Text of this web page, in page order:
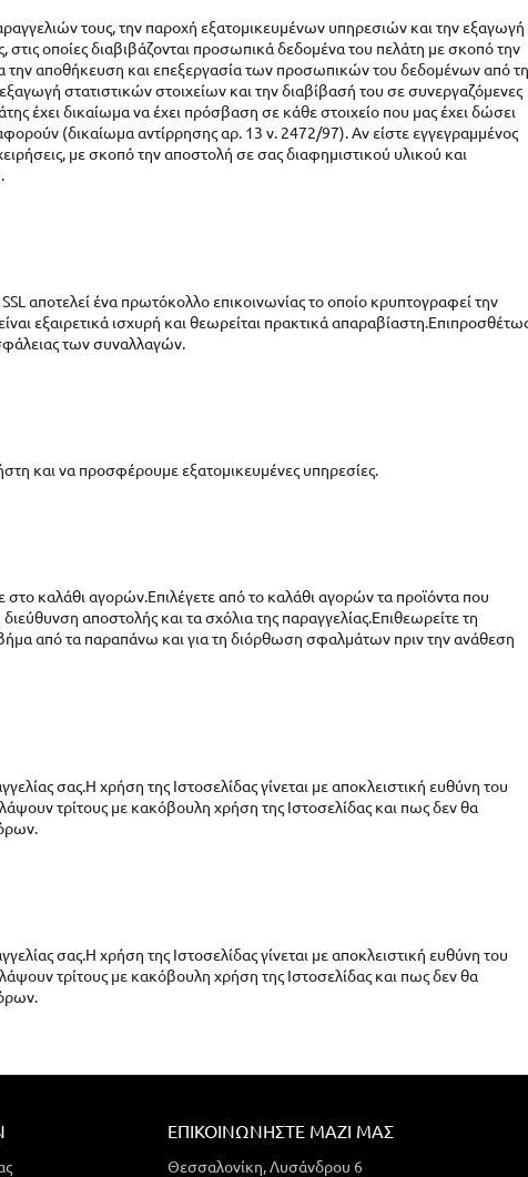
τους, την παροχή εξατομικευμένων υπηρεσιών και την εξαγωγή
στις οποίες διαβιβάζονται προσωπικά δεδομένα του πελάτη με σκοπό την
την αποθήκευση και επεξεργασία των προσωπικών του δεδομένων από
στατιστικών στοιχείων και την διαβίβασή του σε συνεργαζόμενες
έχει δικαίωμα να έχει πρόσβαση σε κάθε στοιχείο που μας έχει δώσει
(δικαίωμα αντίρρησης αρ. 13 ν. 2472/97). Αν είστε εγγεγραμμένος
με σκοπό την αποστολή σε σας διαφημιστικού υλικού και
αποτελεί ένα πρωτόκολλο επικοινωνίας το οποίο κρυπτογραφεί την
εξαιρετικά ισχυρή και θεωρείται πρακτικά
των συναλλαγών.
και να προσφέρουμε εξατομικευμένες υπηρεσίες.
καλάθι αγορών.Επιλέγετε από το καλάθι αγορών τα προϊόντα που
αποστολής και τα σχόλια της παραγγελίας.Επιθεωρείτε τη
βήμα από τα παραπάνω και για τη διόρθωση σφαλμάτων πριν την ανάθεση
σας.Η χρήση της Ιστοσελίδας γίνεται με αποκλειστική ευθύνη του
τρίτους με κακόβουλη χρήση της Ιστοσελίδας και πως δεν θα
σας.Η χρήση της Ιστοσελίδας γίνεται με αποκλειστική ευθύνη του
τρίτους με κακόβουλη χρήση της Ιστοσελίδας και πως δεν θα
ΕΠΙΚΟΙΝΩΝΉΣΤΕ ΜΑΖΊ ΜΑΣ
Θεσσαλονίκη, Λυσάνδρου 6